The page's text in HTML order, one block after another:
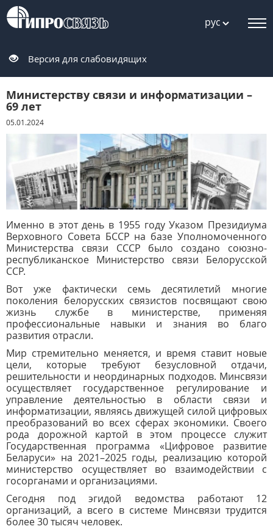
рус
Версия для слабовидящих
Министерству связи и информатизации –
69 лет
05.01.2024
Именно в этот день в 1955 году Указом Президиума
Верховного Совета БССР на базе Уполномоченного
Министерства связи СССР было создано союзно-
республиканское Министерство связи Белорусской
ССР.
Вот уже фактически семь десятилетий многие
поколения белорусских связистов посвящают свою
жизнь службе в министерстве, применяя
профессиональные навыки и знания во благо
развития отрасли.
Мир стремительно меняется, и время ставит новые
цели, которые требуют безусловной отдачи,
решительности и неординарных подходов. Минсвязи
осуществляет государственное регулирование и
управление деятельностью в области связи и
информатизации, являясь движущей силой цифровых
преобразований во всех сферах экономики. Своего
рода дорожной картой в этом процессе служит
Государственная программа «Цифровое развитие
Беларуси» на 2021–2025 годы, реализацию которой
министерство осуществляет во взаимодействии с
госорганами и организациями.
Сегодня под эгидой ведомства работают 12
организаций, а всего в системе Минсвязи трудится
более 30 тысяч человек.